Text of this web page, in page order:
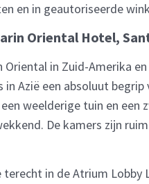
en in geautoriseerde
Oriental Hotel,
in Zuid-Amerika
Azië een absoluut
weelderige tuin en
De kamers zijn
in de Atrium